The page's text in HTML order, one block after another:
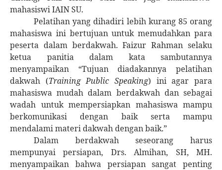
mahasiswi IAIN SU.
Pelatihan yang dihadiri lebih kurang 85 orang
mahasiswa ini bertujuan untuk memudahkan para
peserta dalam berdakwah. Faizur Rahman selaku
ketua panitia dalam kata sambutannya
menyampaikan “Tujuan diadakannya pelatihan
dakwah (Training Public Speaking) ini agar para
mahasiswa mudah dalam berdakwah dan sebagai
wadah untuk mempersiapkan mahasiswa mampu
berkomunikasi dengan baik serta mampu
mendalami materi dakwah dengan baik.”
Dalam berdakwah seseorang harus
mempunyai persiapan, Drs. Almihan, SH, MH.
menyampaikan bahwa persiapan sangat penting